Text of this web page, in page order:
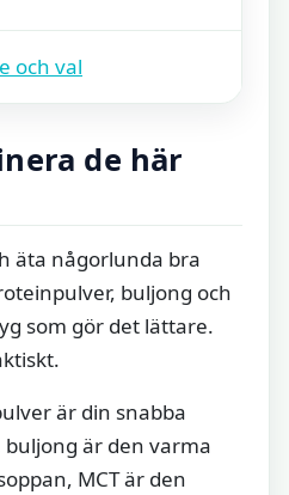
och val
de här
äta någorlunda bra
buljong och
som gör det lättare.
är din snabba
buljong är den varma
MCT är den